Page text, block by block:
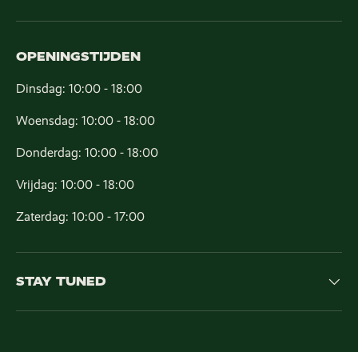
OPENINGSTIJDEN
Dinsdag: 10:00 - 18:00
Woensdag: 10:00 - 18:00
Donderdag: 10:00 - 18:00
Vrijdag: 10:00 - 18:00
Zaterdag: 10:00 - 17:00
STAY TUNED